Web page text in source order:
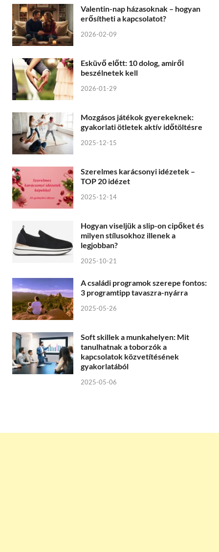
Valentin-nap házasoknak – hogyan
erősítheti a kapcsolatot?
2026-02-09
Esküvő előtt: 10 dolog, amiről
beszélnetek kell
2026-01-29
Mozgásos játékok gyerekeknek:
gyakorlati ötletek aktív időtöltésre
2025-12-15
Szerelmes karácsonyi idézetek –
TOP 20 idézet
2025-12-14
Hogyan viseljük a slip-on cipőket és
milyen stílusokhoz illenek a
legjobban?
2025-10-21
A családi programok szerepe fontos:
3 programtipp tavaszra-nyárra
2025-05-26
Soft skillek a munkahelyen: Mit
tanulhatnak a toborzók a
kapcsolatok közvetítésének
gyakorlatából
2025-05-06